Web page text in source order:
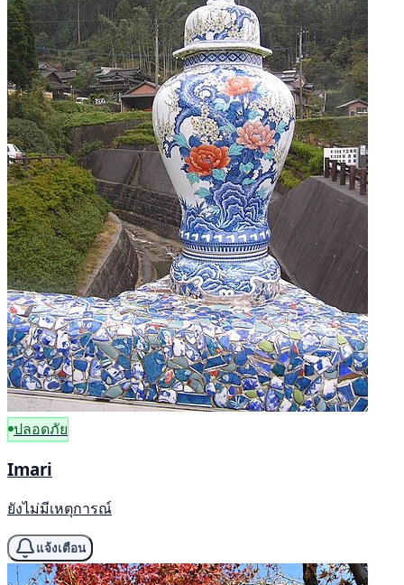
ปลอดภัย
Imari
ยังไม่มีเหตุการณ์
แจ้งเตือน